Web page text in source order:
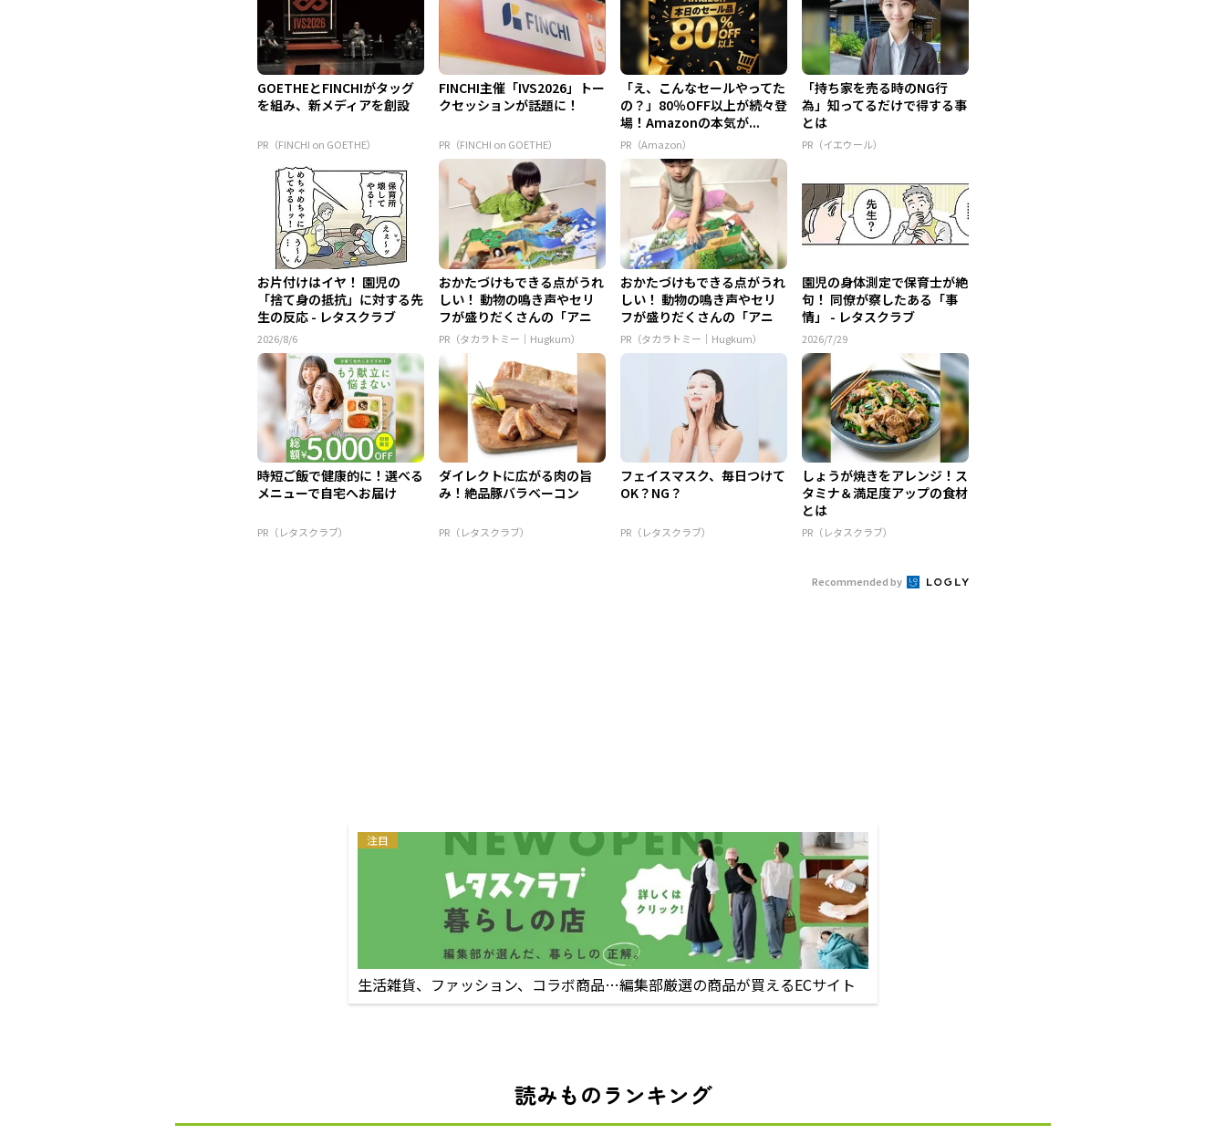
GOETHEとFINCHIがタッグ
を組み、新メディアを創設
PR（FINCHI on GOETHE）
FINCHI主催「IVS2026」トー
クセッションが話題に！
PR（FINCHI on GOETHE）
「え、こんなセールやってた
の？」80％OFF以上が続々登
場！Amazonの本気が...
PR（Amazon）
「持ち家を売る時のNG行
為」知ってるだけで得する事
とは
PR（イエウール）
お片付けはイヤ！ 園児の
「捨て身の抵抗」に対する先
生の反応 - レタスクラブ
2026/8/6
おかたづけもできる点がうれ
しい！ 動物の鳴き声やセリ
フが盛りだくさんの「アニ
ア ...
PR（タカラトミー｜Hugkum）
おかたづけもできる点がうれ
しい！ 動物の鳴き声やセリ
フが盛りだくさんの「アニ
ア ...
PR（タカラトミー｜Hugkum）
園児の身体測定で保育士が絶
句！ 同僚が察したある「事
情」 - レタスクラブ
2026/7/29
時短ご飯で健康的に！選べる
メニューで自宅へお届け
PR（レタスクラブ）
ダイレクトに広がる肉の旨
み！絶品豚バラベーコン
PR（レタスクラブ）
フェイスマスク、毎日つけて
OK？NG？
PR（レタスクラブ）
しょうが焼きをアレンジ！ス
タミナ＆満足度アップの食材
とは
PR（レタスクラブ）
Recommended by
注目
生活雑貨、ファッション、コラボ商品…編集部厳選の商品が買えるECサイト
読みものランキング